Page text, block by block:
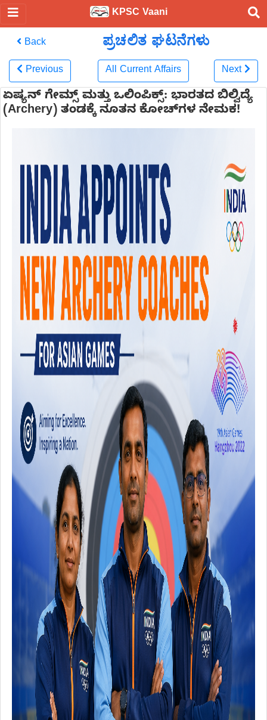
KPSC Vaani
Back ಪ್ರಚಲಿತ ಘಟನೆಗಳು
Previous All Current Affairs Next
ಏಷ್ಯನ್ ಗೇಮ್ಸ್ ಮತ್ತು ಒಲಿಂಪಿಕ್ಸ್: ಭಾರತದ ಬಿಲ್ವಿದ್ಯೆ
(Archery) ತಂಡಕ್ಕೆ ನೂತನ ಕೋಚ್‌ಗಳ ನೇಮಕ!